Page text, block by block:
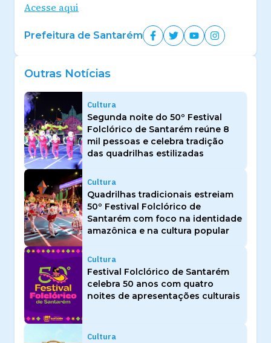
Acesse aqui
Prefeitura de Santarém
Outras Notícias
Cultura
Segunda noite do 50º Festival
Folclórico de Santarém reúne 8
mil pessoas e celebra tradição
das quadrilhas estilizadas
Cultura
Quadrilhas tradicionais estreiam
50º Festival Folclórico de
Santarém com foco na identidade
amazônica e na cultura popular
Cultura
Festival Folclórico de Santarém
celebra 50 anos com quatro
noites de apresentações culturais
Cultura